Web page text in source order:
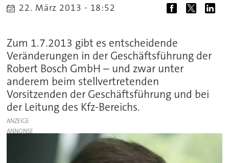
22. März 2013 - 18:52
Zum 1.7.2013 gibt es entscheidende
Veränderungen in der Geschäftsführung der
Robert Bosch GmbH – und zwar unter
anderem beim stellvertretenden
Vorsitzenden der Geschäftsführung und bei
der Leitung des Kfz-Bereichs.
ANZEIGE